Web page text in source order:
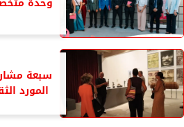
سبعة
المورد